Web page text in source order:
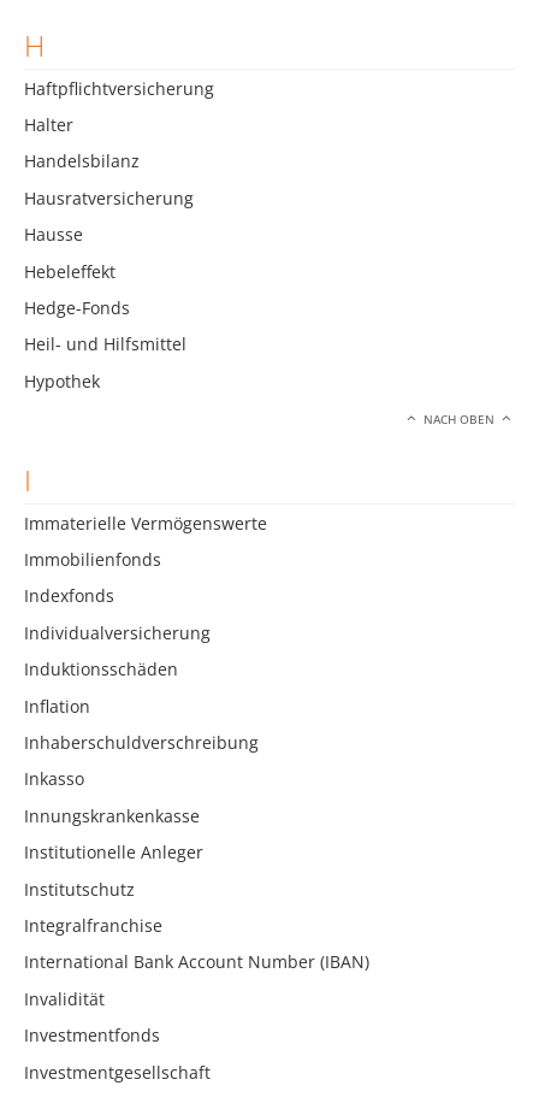
H
Haftpflichtversicherung
Halter
Handelsbilanz
Hausratversicherung
Hausse
Hebeleffekt
Hedge-Fonds
Heil- und Hilfsmittel
Hypothek
NACH OBEN
I
Immaterielle Vermögenswerte
Immobilienfonds
Indexfonds
Individualversicherung
Induktionsschäden
Inflation
Inhaberschuldverschreibung
Inkasso
Innungskrankenkasse
Institutionelle Anleger
Institutschutz
Integralfranchise
International Bank Account Number (IBAN)
Invalidität
Investmentfonds
Investmentgesellschaft